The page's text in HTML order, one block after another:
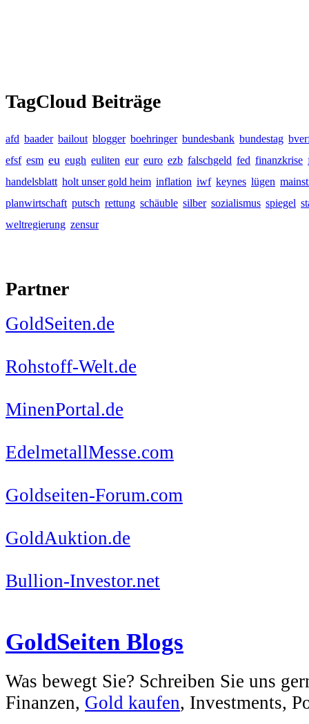
TagCloud Beiträge
afd baader bailout blogger boehringer bundesbank bundestag
efsf esm eu eugh euliten eur euro ezb falschgeld fed finanzkrise
handelsblatt holt unser gold heim inflation iwf keynes lügen
planwirtschaft putsch rettung schäuble silber sozialismus spiegel
weltregierung zensur
Partner
GoldSeiten.de
Rohstoff-Welt.de
MinenPortal.de
EdelmetallMesse.com
Goldseiten-Forum.com
GoldAuktion.de
Bullion-Investor.net
GoldSeiten Blogs
Was bewegt Sie? Schreiben Sie uns
Finanzen, Gold kaufen, Investments,